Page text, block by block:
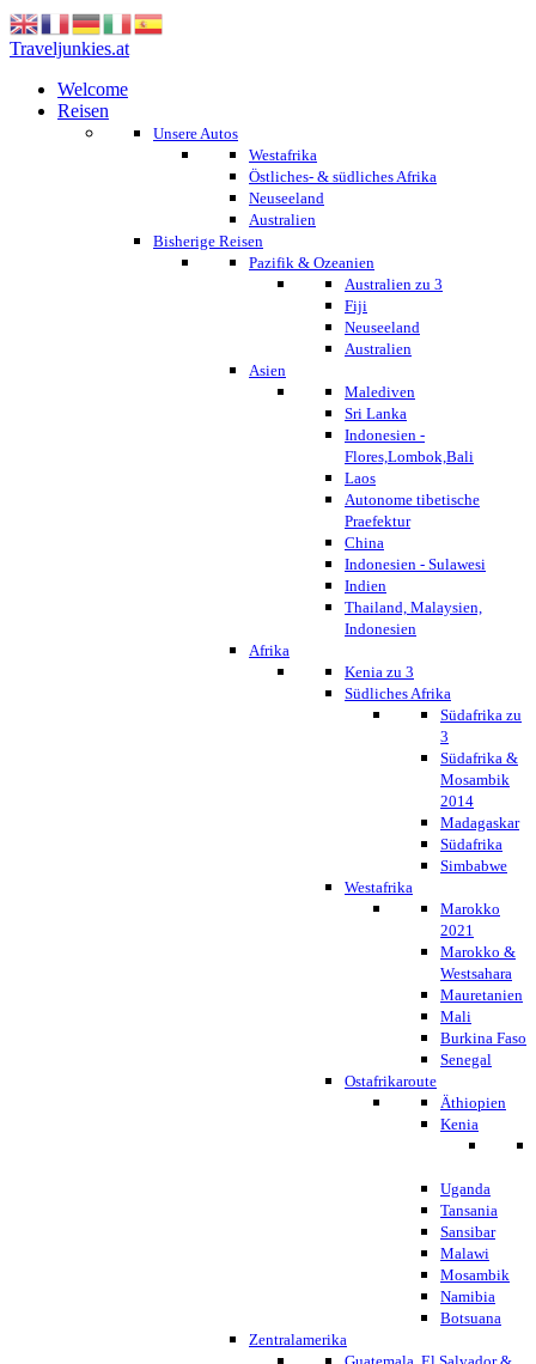
Traveljunkies.at
Welcome
Reisen
Unsere Autos
Westafrika
Östliches- & südliches Afrika
Neuseeland
Australien
Bisherige Reisen
Pazifik & Ozeanien
Australien zu 3
Fiji
Neuseeland
Australien
Asien
Malediven
Sri Lanka
Indonesien -
Flores,Lombok,Bali
Laos
Autonome tibetische
Praefektur
China
Indonesien - Sulawesi
Indien
Thailand, Malaysien,
Indonesien
Afrika
Kenia zu 3
Südliches Afrika
Südafrika zu
3
Südafrika &
Mosambik
2014
Madagaskar
Südafrika
Simbabwe
Westafrika
Marokko
2021
Marokko &
Westsahara
Mauretanien
Mali
Burkina Faso
Senegal
Ostafrikaroute
Äthiopien
Kenia
Uganda
Tansania
Sansibar
Malawi
Mosambik
Namibia
Botsuana
Zentralamerika